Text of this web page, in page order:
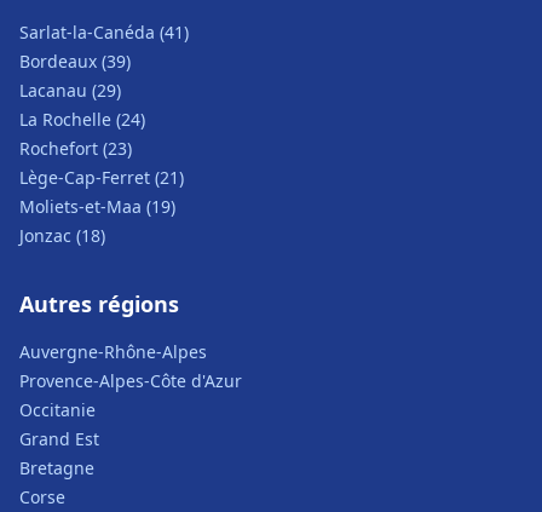
Sarlat-la-Canéda (41)
Bordeaux (39)
Lacanau (29)
La Rochelle (24)
Rochefort (23)
Lège-Cap-Ferret (21)
Moliets-et-Maa (19)
Jonzac (18)
Autres régions
Auvergne-Rhône-Alpes
Provence-Alpes-Côte d'Azur
Occitanie
Grand Est
Bretagne
Corse